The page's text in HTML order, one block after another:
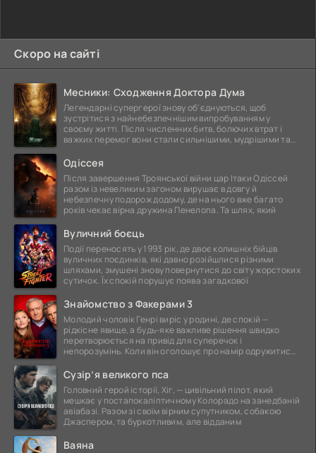
Скоро на сайті
Месники: Сходження Доктора Дума
Легендарні супергерої знову об'єднуються, щоб
зустрітися з найнебезпечнішим випробуванням у
своєму житті. Після численних битв, болючих втрат і
важких перемог вони стали сильнішими, мудрішими та
Одіссея
Після завершення Троянської війни цар Ітаки Одіссей
разом із невеликим загоном вирушає в довгу й
небезпечну подорож додому, де на нього вже багато
років чекає вірна дружина Пенелопа. Та шлях, який
Вуличний боєць
Події переносять у 1993 рік, де двоє колишніх бійців
вуличних поєдинків, які давно розійшлися різними
шляхами, змушені знову повернутися до світу жорстоких
сутичок. Їх спокій порушує поява загадкової
Знайомство з Факерами 3
Молодий чоловік Генрі виріс у родині, де спокій —
рідкісне явище, а будь-яке важливе рішення швидко
перетворюється на привід для суперечок і
непорозумінь. Коли він оголошує про намір одружитися,
Сузір’я великого пса
Головний герой історії, Хіг, — цивільний пілот, який
мешкає у постапокаліптичному Колорадо на занедбаній
авіабазі. Разом зі своїм вірним супутником, собакою
Джаспером, та буркотливим, але відданим
Ваяна